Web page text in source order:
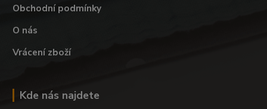
Obchodní podmínky
O nás
Vrácení zboží
Kde nás najdete